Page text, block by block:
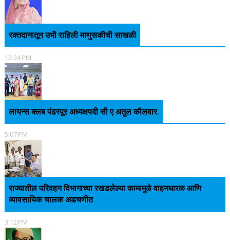
रक्तदानातून उभी राहिली माणुसकीची साखळी
12:34 PM
लायन्स क्लब पंढरपूर अध्यक्षपदी सी ए अतुल कौलवार.
5:07 PM
राज्यातील परिवहन विभागाच्या रखडलेल्या कामामुळे वाहनधारक आणि
व्यावसायिक चालक अडचणीत
3:12 PM